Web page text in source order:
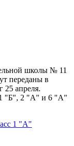
школы № 11
переданы в
25 апреля.
1 "Б", 2 "А" и 6 "А"
1 "А"